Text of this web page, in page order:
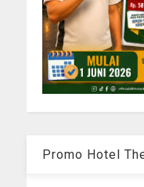
Promo Hotel